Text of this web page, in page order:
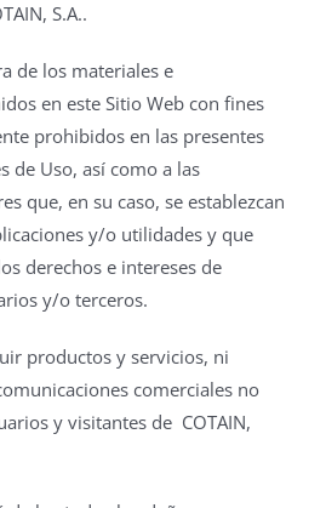
S.A..
de los materiales e
en este Sitio Web con fines
prohibidos en las presentes
de Uso, así como a las
que, en su caso, se establezcan
y/o utilidades y que
derechos e intereses de
y/o terceros.
productos y servicios, ni
comerciales no
y visitantes de COTAIN,